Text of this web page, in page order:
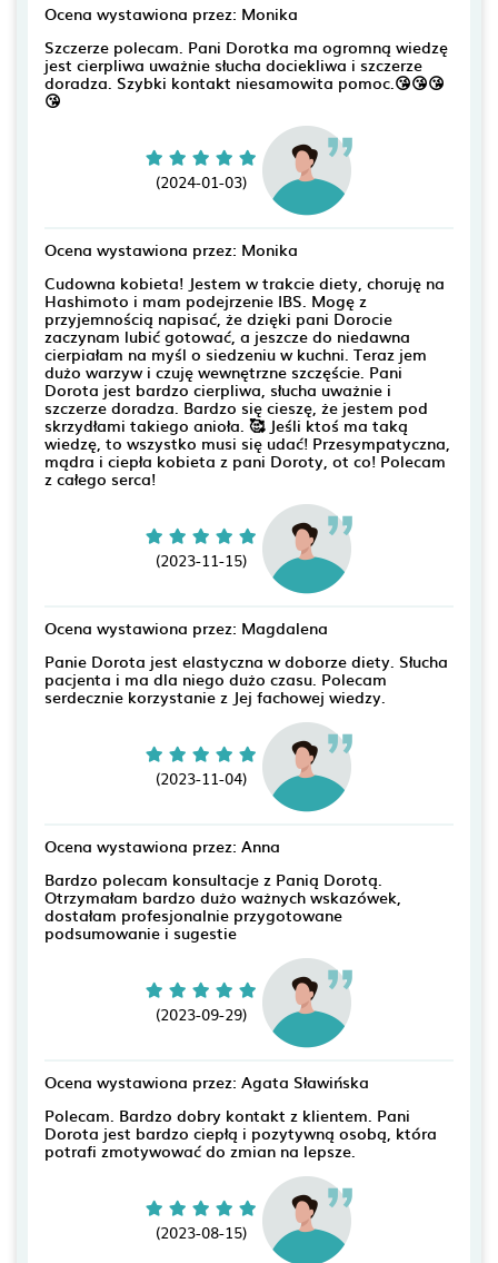
Ocena wystawiona przez: Monika
Szczerze polecam. Pani Dorotka ma ogromną wiedzę
jest cierpliwa uważnie słucha dociekliwa i szczerze
doradza. Szybki kontakt niesamowita pomoc.😘😘😘
😘
(2024-01-03)
Ocena wystawiona przez: Monika
Cudowna kobieta! Jestem w trakcie diety, choruję na
Hashimoto i mam podejrzenie IBS. Mogę z
przyjemnością napisać, że dzięki pani Dorocie
zaczynam lubić gotować, a jeszcze do niedawna
cierpiałam na myśl o siedzeniu w kuchni. Teraz jem
dużo warzyw i czuję wewnętrzne szczęście. Pani
Dorota jest bardzo cierpliwa, słucha uważnie i
szczerze doradza. Bardzo się cieszę, że jestem pod
skrzydłami takiego anioła. 🥰 Jeśli ktoś ma taką
wiedzę, to wszystko musi się udać! Przesympatyczna,
mądra i ciepła kobieta z pani Doroty, ot co! Polecam
z całego serca!
(2023-11-15)
Ocena wystawiona przez: Magdalena
Panie Dorota jest elastyczna w doborze diety. Słucha
pacjenta i ma dla niego dużo czasu. Polecam
serdecznie korzystanie z Jej fachowej wiedzy.
(2023-11-04)
Ocena wystawiona przez: Anna
Bardzo polecam konsultacje z Panią Dorotą.
Otrzymałam bardzo dużo ważnych wskazówek,
dostałam profesjonalnie przygotowane
podsumowanie i sugestie
(2023-09-29)
Ocena wystawiona przez: Agata Sławińska
Polecam. Bardzo dobry kontakt z klientem. Pani
Dorota jest bardzo ciepłą i pozytywną osobą, która
potrafi zmotywować do zmian na lepsze.
(2023-08-15)